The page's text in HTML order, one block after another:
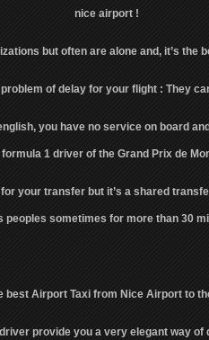
nice airport !
but often are alone and, it’s the
of delay for your flight : They
you have no service on board
formula 1 driver of the Grand Prix de
your transfer but it’s a shared
peoples sometimes for more than 30
best Airport Taxi from Nice Airport to
provide you a very elegant way of